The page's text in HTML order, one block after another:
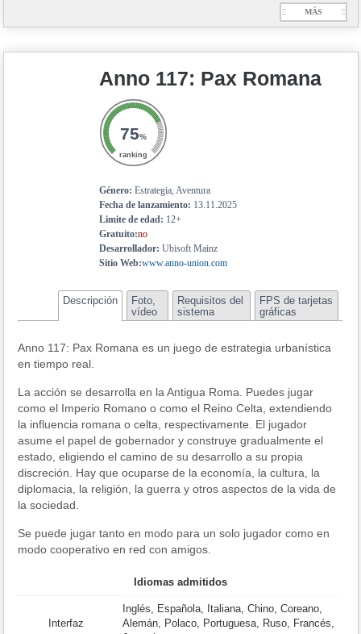
Ξ MÁS Ξ
Anno 117: Pax Romana
75%
ranking
Género: Estrategia, Aventura
Fecha de lanzamiento: 13.11.2025
Limite de edad: 12+
Gratuito:no
Desarrollador: Ubisoft Mainz
Sitio Web:www.anno-union.com
Descripción
Foto,
vídeo
Requisitos del
sistema
FPS de tarjetas
gráficas
Anno 117: Pax Romana es un juego de estrategia urbanística
en tiempo real.
La acción se desarrolla en la Antigua Roma. Puedes jugar
como el Imperio Romano o como el Reino Celta, extendiendo
la influencia romana o celta, respectivamente. El jugador
asume el papel de gobernador y construye gradualmente el
estado, eligiendo el camino de su desarrollo a su propia
discreción. Hay que ocuparse de la economía, la cultura, la
diplomacia, la religión, la guerra y otros aspectos de la vida de
la sociedad.
Se puede jugar tanto en modo para un solo jugador como en
modo cooperativo en red con amigos.
Idiomas admitidos
Interfaz
Inglés, Española, Italiana, Chino, Coreano,
Alemán, Polaco, Portuguesa, Ruso, Francés,